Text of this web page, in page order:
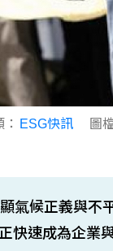
ESG快訊 圖
氣候正義與不
快速成為企業